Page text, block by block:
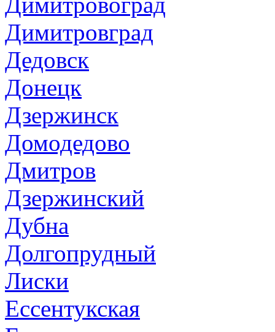
Димитровград
Дедовск
Донецк
Дзержинск
Домодедово
Дмитров
Дзержинский
Дубна
Долгопрудный
Лиски
Ессентукская